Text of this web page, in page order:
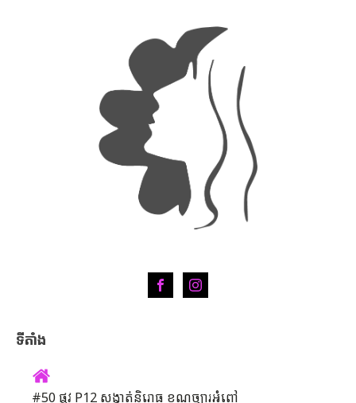
ទីតាំង
#50 ផ្លូវ P12 សង្កាត់និរោធ ខណ្ឌច្បារអំពៅ